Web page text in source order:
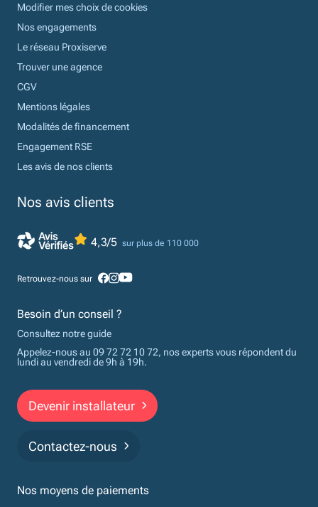
Modifier mes choix de cookies
Nos engagements
Le réseau Proxiserve
Trouver une agence
CGV
Mentions légales
Modalités de financement
Engagement RSE
Les avis de nos clients
Nos avis clients
4,3/5 sur plus de 110 000
Retrouvez-nous sur
Besoin d’un conseil ?
Consultez notre guide
Appelez-nous au 09 72 72 10 72, nos experts vous répondent du
lundi au vendredi de 9h à 19h.
Devenir installateur
Contactez-nous
Nos moyens de paiements